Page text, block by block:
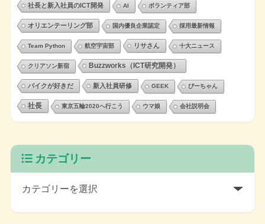
社長と新入社員のICT開発 AI ボランティア部
オリエンテーリング部 国内優良企業認定 採用最新情報
Team Python 航空宇宙部 リサさん 十大ニュース
クリアソン新宿 Buzzworks（ICT研究開発）
バイクが好きだ 新入社員研修 GEEK ぴーちゃん
社長 東京五輪2020へ行こう ウマ娘 会社説明会
カテゴリー